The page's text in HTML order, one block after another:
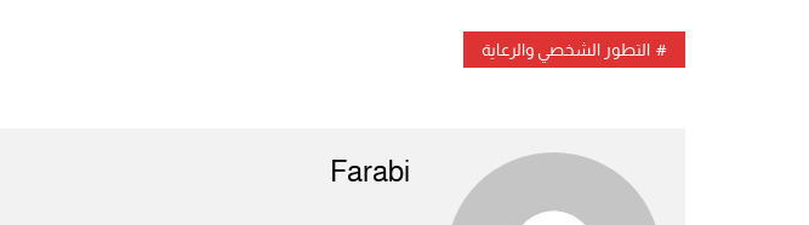
التطور الشخصي والرعاية
Farabi